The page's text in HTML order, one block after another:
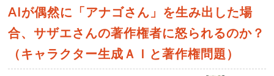
AIが偶然に「アナゴさん」を生み出した場
合、サザエさんの著作権者に怒られるのか？
（キャラクター生成ＡＩと著作権問題）